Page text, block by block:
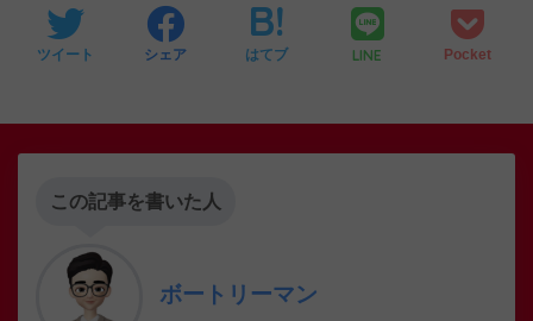
ツイート シェア はてブ LINE Pocket
この記事を書いた人
ボートリーマン